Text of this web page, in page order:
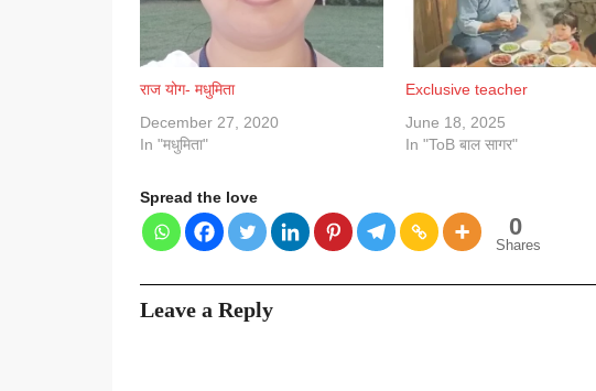
राज योग- मधुमिता
December 27, 2020
In "मधुमिता"
Exclusive teacher
June 18, 2025
In "ToB बाल सागर"
Spread the love
0
Shares
Leave a Reply